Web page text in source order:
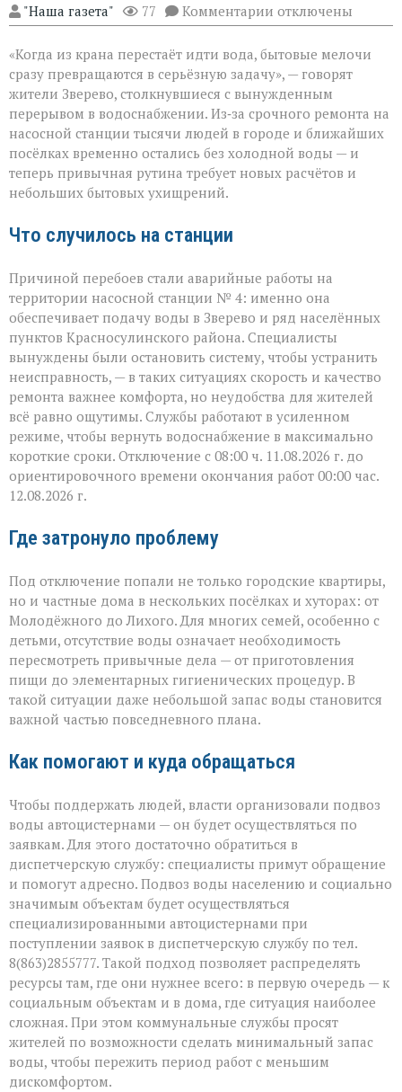
"Наша газета" 77 Комментарии к
записи
воды
ни
туда
ни
сюда:
в
Зверево
и
окрестностях —
отключены
«Когда из крана перестаёт идти вода, бытовые мелочи
сразу превращаются в серьёзную задачу», — говорят
жители Зверево, столкнувшиеся с вынужденным
перерывом в водоснабжении. Из‑за срочного ремонта на
насосной станции тысячи людей в городе и ближайших
посёлках временно остались без холодной воды — и
теперь привычная рутина требует новых расчётов и
небольших бытовых ухищрений.
Что случилось на станции
Причиной перебоев стали аварийные работы на
территории насосной станции № 4: именно она
обеспечивает подачу воды в Зверево и ряд населённых
пунктов Красносулинского района. Специалисты
вынуждены были остановить систему, чтобы устранить
неисправность, — в таких ситуациях скорость и качество
ремонта важнее комфорта, но неудобства для жителей
всё равно ощутимы. Службы работают в усиленном
режиме, чтобы вернуть водоснабжение в максимально
короткие сроки. Отключение с 08:00 ч. 11.08.2026 г. до
ориентировочного времени окончания работ 00:00 час.
12.08.2026 г.
Где затронуло проблему
Под отключение попали не только городские квартиры,
но и частные дома в нескольких посёлках и хуторах: от
Молодёжного до Лихого. Для многих семей, особенно с
детьми, отсутствие воды означает необходимость
пересмотреть привычные дела — от приготовления
пищи до элементарных гигиенических процедур. В
такой ситуации даже небольшой запас воды становится
важной частью повседневного плана.
Как помогают и куда обращаться
Чтобы поддержать людей, власти организовали подвоз
воды автоцистернами — он будет осуществляться по
заявкам. Для этого достаточно обратиться в
диспетчерскую службу: специалисты примут обращение
и помогут адресно. Подвоз воды населению и социально
значимым объектам будет осуществляться
специализированными автоцистернами при
поступлении заявок в диспетчерскую службу по тел.
8(863)2855777. Такой подход позволяет распределять
ресурсы там, где они нужнее всего: в первую очередь — к
социальным объектам и в дома, где ситуация наиболее
сложная. При этом коммунальные службы просят
жителей по возможности сделать минимальный запас
воды, чтобы пережить период работ с меньшим
дискомфортом.